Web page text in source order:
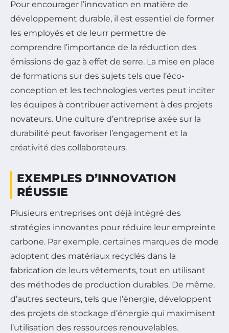
Pour encourager l’innovation en matière de
développement durable, il est essentiel de former
les employés et de leurr permettre de
comprendre l’importance de la réduction des
émissions de gaz à effet de serre. La mise en place
de formations sur des sujets tels que l’éco-
conception et les technologies vertes peut inciter
les équipes à contribuer activement à des projets
novateurs. Une culture d’entreprise axée sur la
durabilité peut favoriser l’engagement et la
créativité des collaborateurs.
EXEMPLES D’INNOVATION
RÉUSSIE
Plusieurs entreprises ont déjà intégré des
stratégies innovantes pour réduire leur empreinte
carbone. Par exemple, certaines marques de mode
adoptent des matériaux recyclés dans la
fabrication de leurs vêtements, tout en utilisant
des méthodes de production durables. De même,
d’autres secteurs, tels que l’énergie, développent
des projets de stockage d’énergie qui maximisent
l’utilisation des ressources renouvelables.